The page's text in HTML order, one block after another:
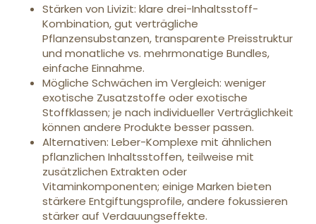
Stärken von Livizit: klare drei-Inhaltsstoff-
Kombination, gut verträgliche
Pflanzensubstanzen, transparente Preisstruktur
und monatliche vs. mehrmonatige Bundles,
einfache Einnahme.
Mögliche Schwächen im Vergleich: weniger
exotische Zusatzstoffe oder exotische
Stoffklassen; je nach individueller Verträglichkeit
können andere Produkte besser passen.
Alternativen: Leber-Komplexe mit ähnlichen
pflanzlichen Inhaltsstoffen, teilweise mit
zusätzlichen Extrakten oder
Vitaminkomponenten; einige Marken bieten
stärkere Entgiftungsprofile, andere fokussieren
stärker auf Verdauungseffekte.